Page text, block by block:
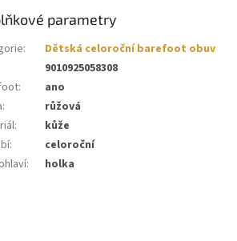
parametry
:
Dětská celoroční barefoot obuv
9010925058308
:
ano
:
růžová
:
kůže
:
celoroční
: holka